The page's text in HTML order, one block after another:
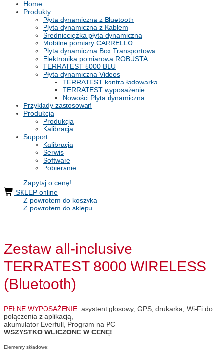
Home
Produkty
Płyta dynamiczna z Bluetooth
Plyta dynamiczna z Kablem
Średniociężka płyta dynamiczna
Mobilne pomiary CARRELLO
Plyta dynamiczna Box Transportowa
Elektronika pomiarowa ROBUSTA
TERRATEST 5000 BLU
Płyta dynamiczna Videos
TERRATEST kontra ładowarka
TERRATEST wyposażenie
Nowości Plyta dynamiczna
Przykłady zastosowań
Produkcja
Produkcja
Kalibracja
Support
Kalibracja
Serwis
Software
Pobieranie
Zapytaj o cenę!
SKLEP online
Z powrotem do koszyka
Z powrotem do sklepu
Zestaw all-inclusive
TERRATEST 8000 WIRELESS
(Bluetooth)
PEŁNE WYPOSAŻENIE: asystent głosowy, GPS, drukarka, Wi-Fi do
połączenia z aplikacją,
akumulator Everfull, Program na PC
WSZYSTKO WLICZONE W CENĘ!
Elementy składowe: